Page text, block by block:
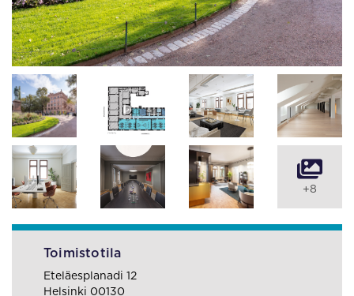
+8
Toimistotila
Eteläesplanadi 12
Helsinki 00130